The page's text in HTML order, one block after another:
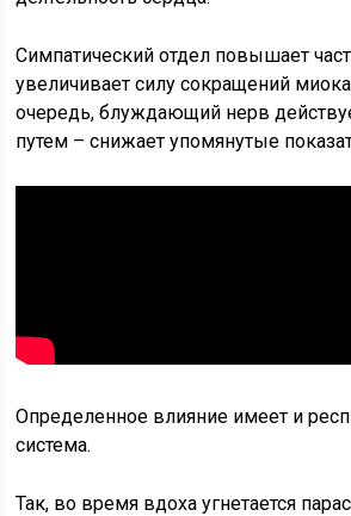
Симпатический отдел повышает
увеличивает силу сокращений
очередь, блуждающий нерв
путем – снижает упомянутые
Определенное влияние имеет и
система.
Так, во время вдоха угнетается